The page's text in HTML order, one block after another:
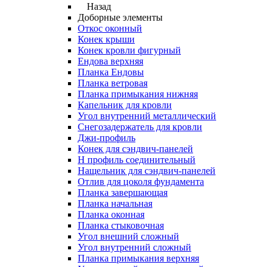
Назад
Доборные элементы
Откос оконный
Конек крыши
Конек кровли фигурный
Ендова верхняя
Планка Ендовы
Планка ветровая
Планка примыкания нижняя
Капельник для кровли
Угол внутренний металлический
Снегозадержатель для кровли
Джи-профиль
Конек для сэндвич-панелей
Н профиль соединительный
Нащельник для сэндвич-панелей
Отлив для цоколя фундамента
Планка завершающая
Планка начальная
Планка оконная
Планка стыковочная
Угол внешний сложный
Угол внутренний сложный
Планка примыкания верхняя